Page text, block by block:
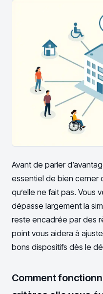
Avant de parler
essentiel de bien cerner
qu’elle ne fait pas. Vous
dépasse largement la
reste encadrée par des
point vous aidera à
bons dispositifs dès le
Comment